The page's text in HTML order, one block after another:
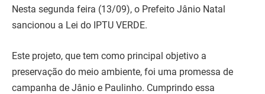
Nesta segunda feira (13/09), o Prefeito Jânio Natal
sancionou a Lei do IPTU VERDE.
Este projeto, que tem como principal objetivo a
preservação do meio ambiente, foi uma promessa de
campanha de Jânio e Paulinho. Cumprindo essa